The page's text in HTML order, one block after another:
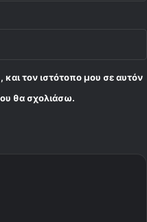
τον ιστότοπο μου σε αυτόν
θα σχολιάσω.